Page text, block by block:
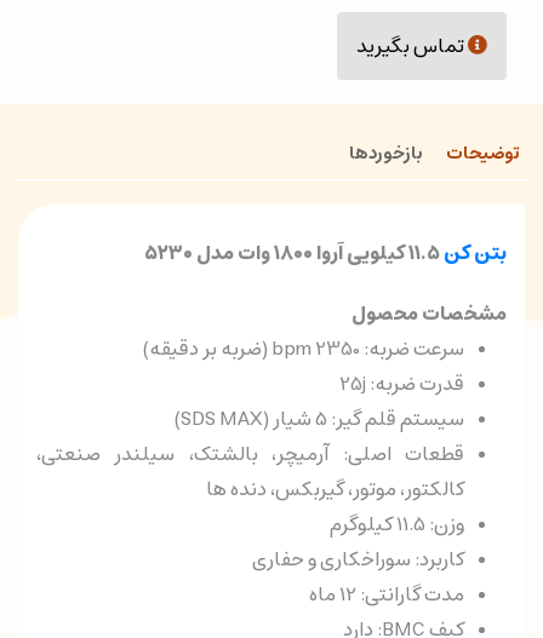
تماس بگیرید
توضیحات بازخوردها
بتن کن۱۱.۵ کیلویی آروا ۱۸۰۰ وات مدل ۵۲۳۰
مشخصات محصول
سرعت ضربه: 2350 bpm (ضربه بر دقیقه)
قدرت ضربه: 25j
سیستم قلم گیر: 5 شیار (SDS MAX)
قطعات اصلی: آرمیچر، بالشتک، سیلندر صنعتی،
کالکتور، موتور، گیربکس، دنده ها
وزن: 11.5 کیلوگرم
کاربرد: سوراخکاری و حفاری
مدت گارانتی: 12 ماه
کیف BMC: دارد